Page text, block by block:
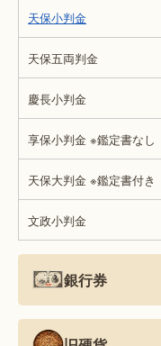
天保小判金
天保五両判金
慶長小判金
享保小判金 ※鑑定書なし
天保大判金 ※鑑定書付き
文政小判金
銀行券